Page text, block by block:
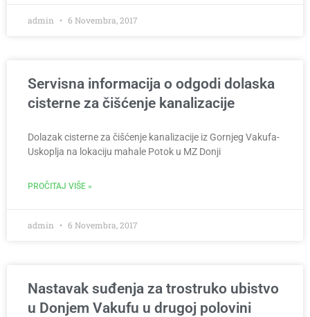
admin 6 Novembra, 2017
Servisna informacija o odgodi dolaska
cisterne za čišćenje kanalizacije
Dolazak cisterne za čišćenje kanalizacije iz Gornjeg Vakufa-
Uskoplja na lokaciju mahale Potok u MZ Donji
PROČITAJ VIŠE »
admin 6 Novembra, 2017
Nastavak suđenja za trostruko ubistvo
u Donjem Vakufu u drugoj polovini